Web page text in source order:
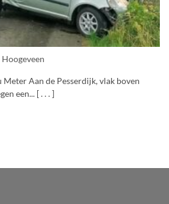
Aan de Pesserdijk, vlak boven
een... [ . . . ]